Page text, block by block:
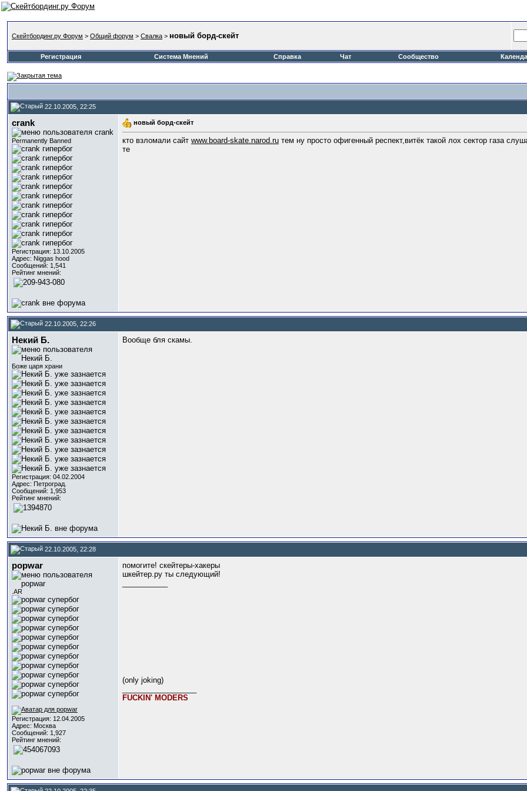
Скейтбординг.ру Форум > Общий форум > Свалка > новый борд-скейт
Регистрация Система Мнений Справка Чат Сообщество
22.10.2005, 22:25
crank
Permanently Banned
Регистрация: 13.10.2005
Адрес: Niggas hood
Сообщений: 1,541
Рейтинг мнений:
новый борд-скейт
кто взломали сайт www.board-skate.narod.ru тем ну просто офигенный респект,витёк такой лох сектор газа
те
22.10.2005, 22:26
Некий Б.
Боже царя храни
Регистрация: 04.02.2004
Адрес: Петроград.
Сообщений: 1,953
Рейтинг мнений:
Вообще бля скамы.
22.10.2005, 22:28
popwar
.AR
Регистрация: 12.04.2005
Адрес: Москва
Сообщений: 1,927
Рейтинг мнений:
помогите! скейтеры-хакеры
шкейтер.ру ты следующий!
(only joking)
FUCKIN' MODERS